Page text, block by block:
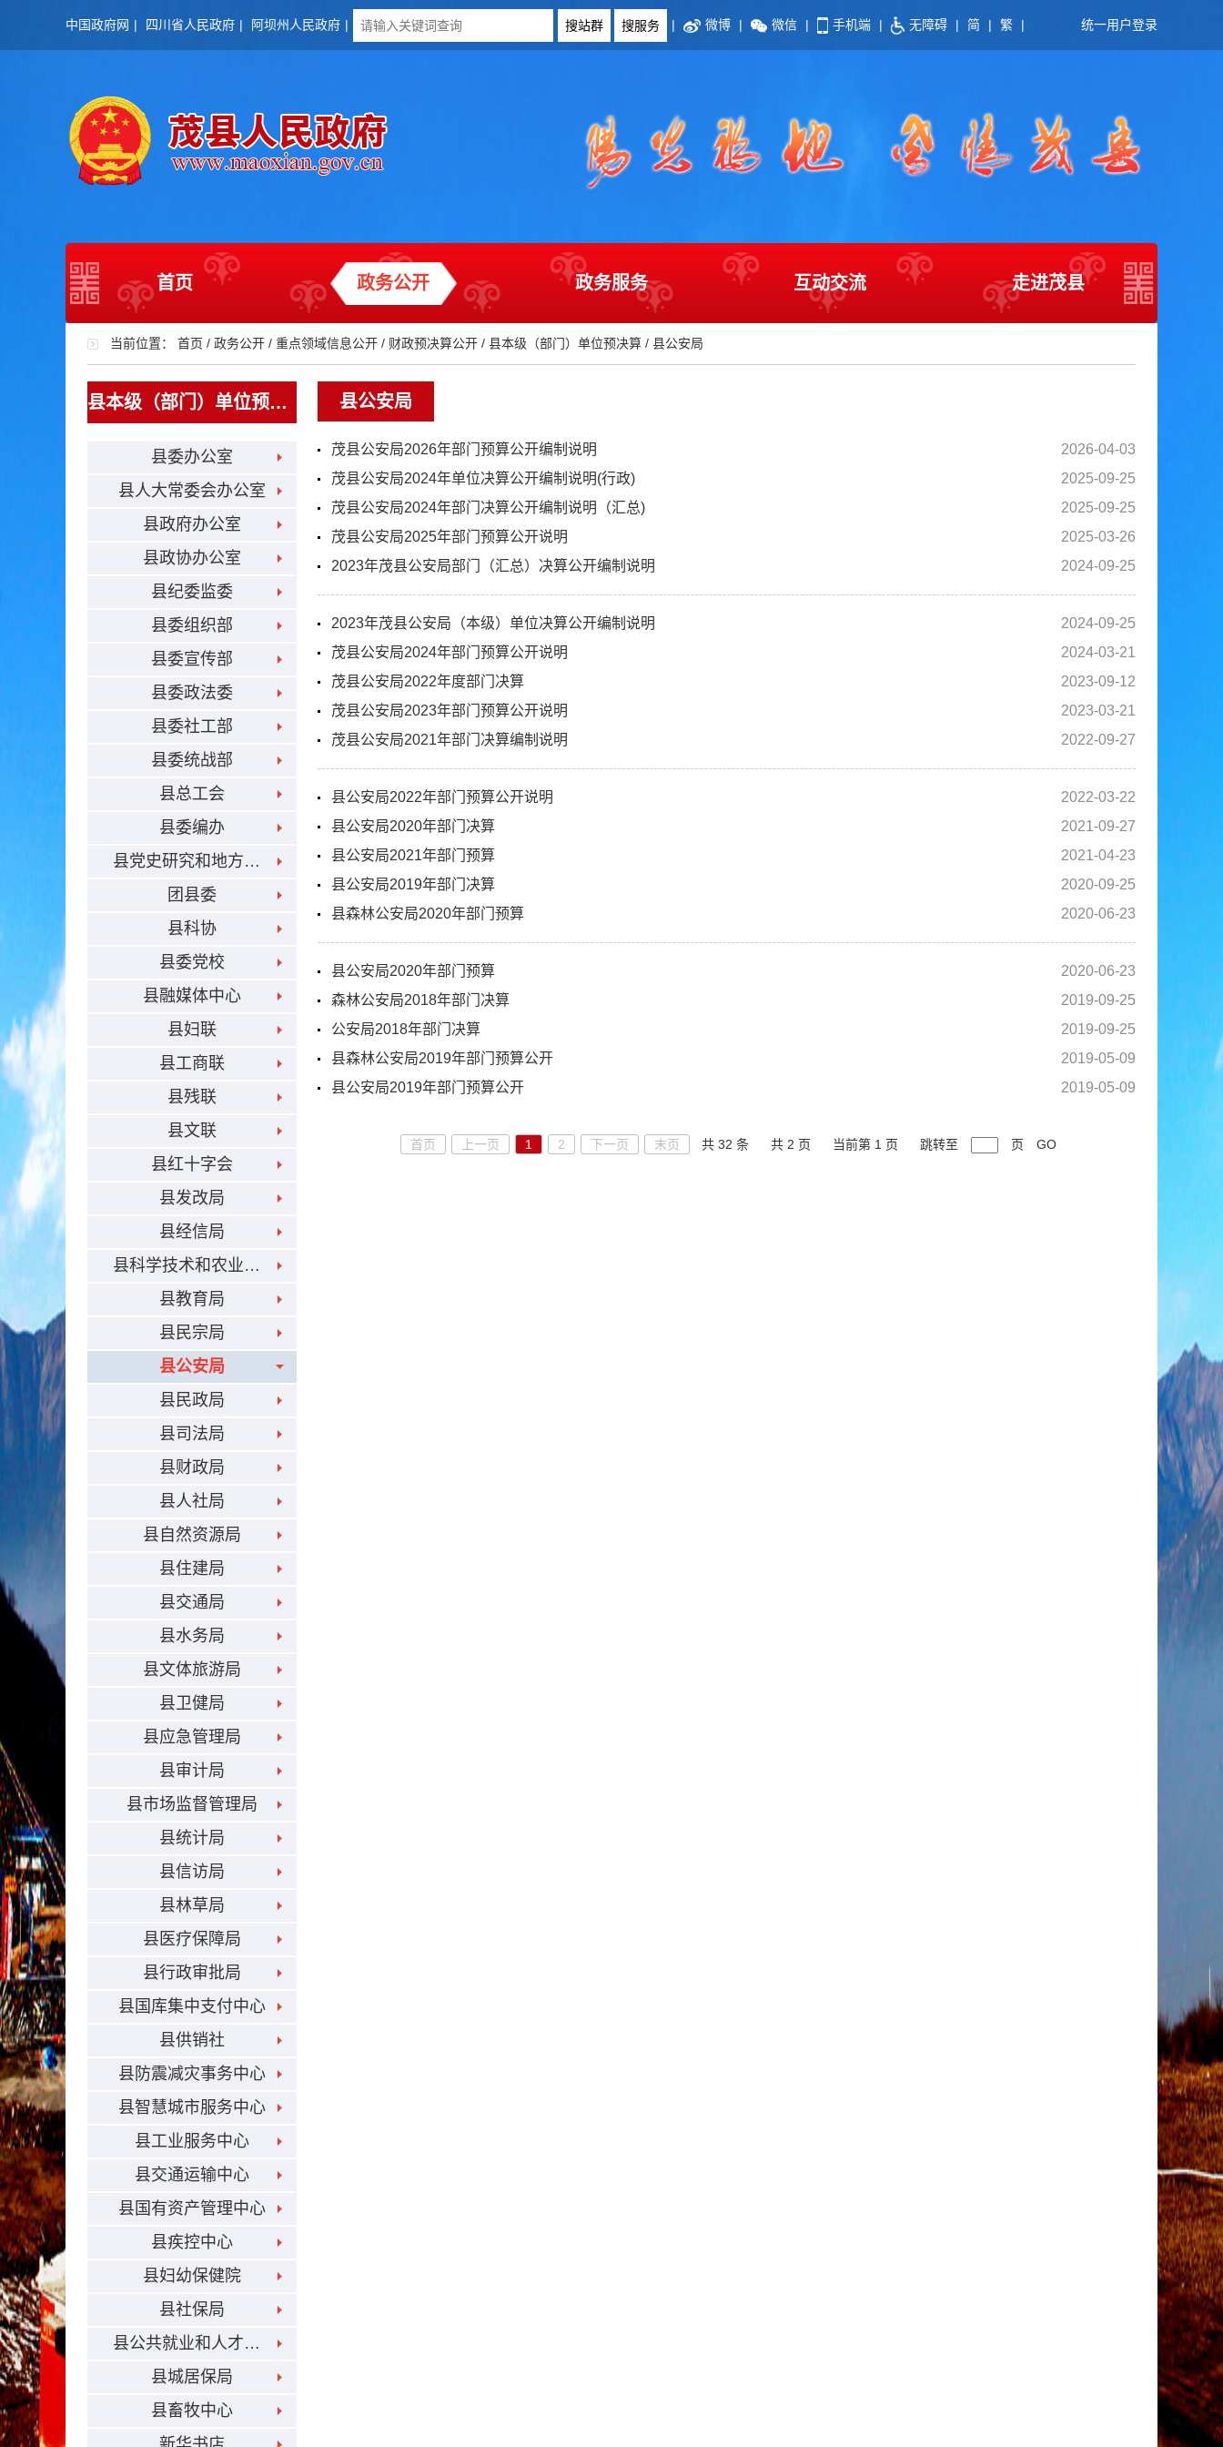
中国政府网 | 四川省人民政府 | 阿坝州人民政府 | | 微博 | 微信 | 手机端 | 无障碍 | 简 | 繁 | 统一用户登录
首页 政务公开 政务服务 互动交流 走进茂县
当前位置： 首页 / 政务公开 / 重点领域信息公开 / 财政预决算公开 / 县本级（部门）单位预决算 / 县公安局
县本级（部门）单位预决算
县委办公室
县人大常委会办公室
县政府办公室
县政协办公室
县纪委监委
县委组织部
县委宣传部
县委政法委
县委社工部
县委统战部
县总工会
县委编办
县党史研究和地方志编纂中心
团县委
县科协
县委党校
县融媒体中心
县妇联
县工商联
县残联
县文联
县红十字会
县发改局
县经信局
县科学技术和农业畜牧局
县教育局
县民宗局
县公安局
县民政局
县司法局
县财政局
县人社局
县自然资源局
县住建局
县交通局
县水务局
县文体旅游局
县卫健局
县应急管理局
县审计局
县市场监督管理局
县统计局
县信访局
县林草局
县医疗保障局
县行政审批局
县国库集中支付中心
县供销社
县防震减灾事务中心
县智慧城市服务中心
县工业服务中心
县交通运输中心
县国有资产管理中心
县疾控中心
县妇幼保健院
县社保局
县公共就业和人才交流服务局
县城居保局
县畜牧中心
县公安局
茂县公安局2026年部门预算公开编制说明
2026-04-03
茂县公安局2024年单位决算公开编制说明(行政)
2025-09-25
茂县公安局2024年部门决算公开编制说明（汇总)
2025-09-25
茂县公安局2025年部门预算公开说明
2025-03-26
2023年茂县公安局部门（汇总）决算公开编制说明
2024-09-25
2023年茂县公安局（本级）单位决算公开编制说明
2024-09-25
茂县公安局2024年部门预算公开说明
2024-03-21
茂县公安局2022年度部门决算
2023-09-12
茂县公安局2023年部门预算公开说明
2023-03-21
茂县公安局2021年部门决算编制说明
2022-09-27
县公安局2022年部门预算公开说明
2022-03-22
县公安局2020年部门决算
2021-09-27
县公安局2021年部门预算
2021-04-23
县公安局2019年部门决算
2020-09-25
县森林公安局2020年部门预算
2020-06-23
县公安局2020年部门预算
2020-06-23
森林公安局2018年部门决算
2019-09-25
公安局2018年部门决算
2019-09-25
县森林公安局2019年部门预算公开
2019-05-09
县公安局2019年部门预算公开
2019-05-09
首页 上一页 1 2 下一页 末页 共 32 条 共 2 页 当前第 1 页 跳转至 页 GO